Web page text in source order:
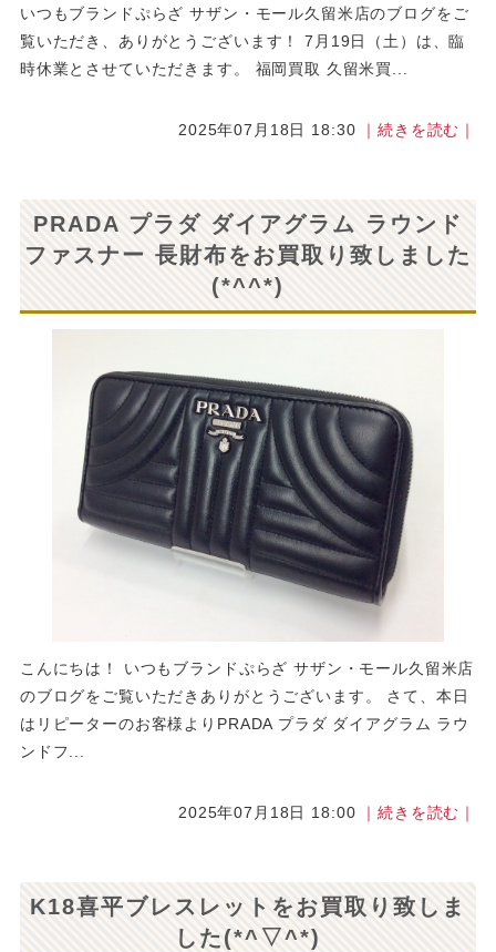
いつもブランドぷらざ サザン・モール久留米店のブログをご
覧いただき、ありがとうございます！ 7月19日（土）は、臨
時休業とさせていただきます。 福岡買取 久留米買...
2025年07月18日 18:30 ｜続きを読む｜
PRADA プラダ ダイアグラム ラウンド
ファスナー 長財布をお買取り致しました
(*^^*)
こんにちは！ いつもブランドぷらざ サザン・モール久留米店
のブログをご覧いただきありがとうございます。 さて、本日
はリピーターのお客様よりPRADA プラダ ダイアグラム ラウ
ンドフ...
2025年07月18日 18:00 ｜続きを読む｜
K18喜平ブレスレットをお買取り致しま
した(*^▽^*)